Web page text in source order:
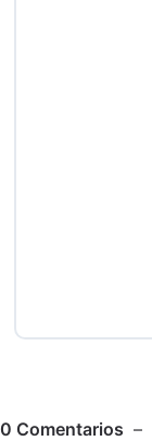
0 Comentarios